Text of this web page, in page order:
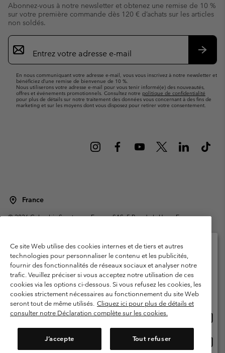
Abonnez-vous à notre newsletter et obtenez une remise de 10 %
sur votre première commande dès 120 € d’achats sur les articles
non soldés.
Inscription
par
e-
En nous communiquant votre adresse e-mail, vous vous inscrivez à notre newsletter et
bénéficiez d’une remise de bienvenue de 10 %.
Nous utiliserons votre adresse e-mail pour vous tenir informé(e) des nouveautés,
offres et événements promotionnels. Consultez notre politique de confidentialité
pour plus de détails sur notre traitement des données vous concernant à des fins de
marketing et sur les moyens dont vous disposez pour retirer votre consentement.
France
©2026Columbia Sportswear Europe SAS. 5 Rue de la Haye, Espace
Garanties Légales
Politique de confidentialité
Conditions d'utilisation - Membres
Conditions D'utilisation - Contenu généré par l'utilisateur
Impressum
Cookies
Public CBCR
Ce site Web utilise des cookies internes et de tiers et autres
technologies pour personnaliser le contenu et les publicités,
fournir des fonctionnalités de réseaux sociaux et analyser notre
trafic. Veuillez préciser si vous acceptez notre utilisation de ces
cookies via les options ci-dessous. Si vous refusez les cookies, les
cookies strictement nécessaires au fonctionnement du site Web
seront tout de même utilisés. Cliquez ici pour plus de détails et
consulter notre Déclaration complète sur les cookies.
J’accepte Tout refuser
Veuillez sélectionner votre pays d’expédition et
votre langue
Achats en ligne disponibles
United States
ligne
France